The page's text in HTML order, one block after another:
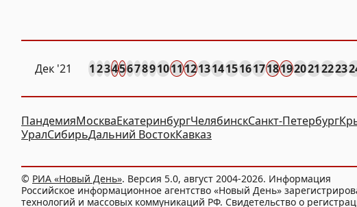
Дек '21 1234567891011121314151617181920212223
ПандемияМоскваЕкатеринбургЧелябинскСанкт-Петербург
УралСибирьДальний ВостокКавказ
© РИА «Новый День». Версия 5.0, август 2004-2026. Информация
Российское информационное агентство «Новый День»
технологий и массовых коммуникаций РФ. Свидетельство о